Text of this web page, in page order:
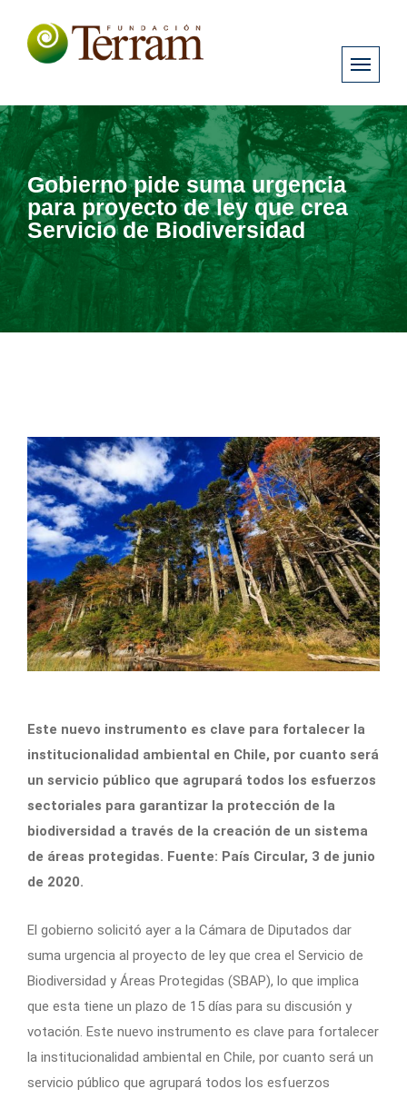
Gobierno pide suma urgencia
para proyecto de ley que crea
Servicio de Biodiversidad
Este nuevo instrumento es clave para fortalecer la
institucionalidad ambiental en Chile, por cuanto será
un servicio público que agrupará todos los esfuerzos
sectoriales para garantizar la protección de la
biodiversidad a través de la creación de un sistema
de áreas protegidas. Fuente: País Circular, 3 de junio
de 2020.
El gobierno solicitó ayer a la Cámara de Diputados dar
suma urgencia al proyecto de ley que crea el Servicio de
Biodiversidad y Áreas Protegidas (SBAP), lo que implica
que esta tiene un plazo de 15 días para su discusión y
votación. Este nuevo instrumento es clave para fortalecer
la institucionalidad ambiental en Chile, por cuanto será un
servicio público que agrupará todos los esfuerzos